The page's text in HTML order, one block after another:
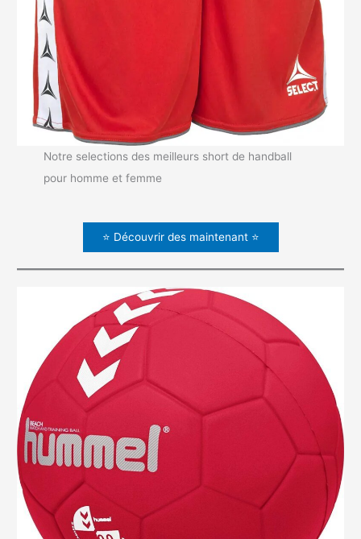
Notre selections des meilleurs short de handball
pour homme et femme
⭐ Découvrir des maintenant ⭐